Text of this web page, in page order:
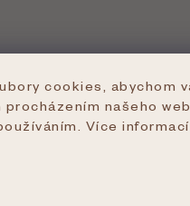
cookies, abychom
našeho
Více informací